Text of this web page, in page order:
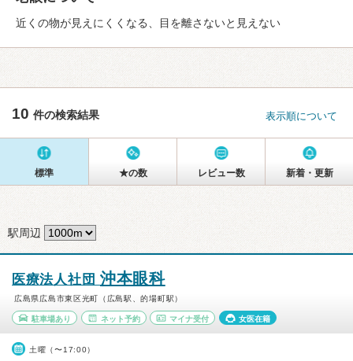
近くの物が見えにくくなる、目を離さないと見えない
10 件の検索結果 表示順について
標準 ★の数 レビュー数 新着・更新
駅周辺
医療法人社団 沖本眼科
広島県広島市東区光町（広島駅、的場町駅）
駐車場あり ネット予約 マイナ受付 女医在籍
土曜（〜17:00）